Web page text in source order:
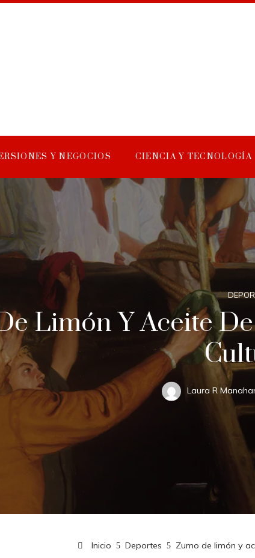
Y NEGOCIOS CIENCIA Y TECNOLOGÍA
Limón Y Aceite
Laura R
Inicio Deportes Zumo de limón y